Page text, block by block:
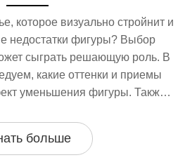
которое визуально стройнит и
недостатки фигуры? Выбор
сыграть решающую роль. В
какие оттенки и приемы
уменьшения фигуры. Также
идеального образа.
больше